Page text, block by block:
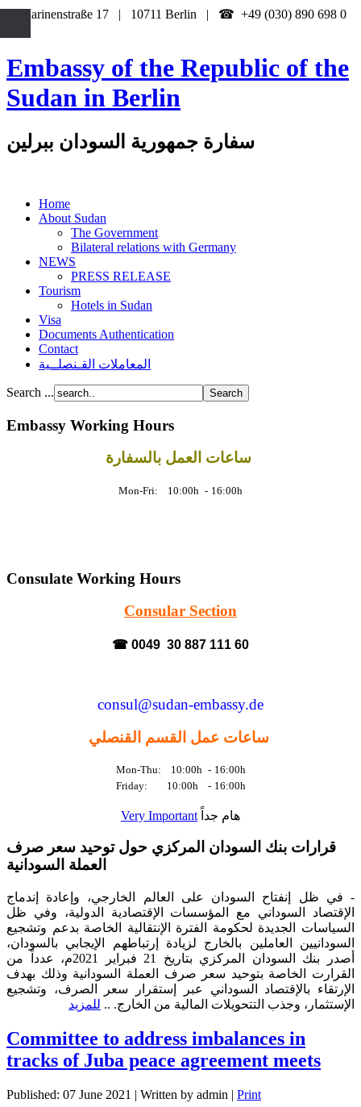
Katharinenstraße 17 | 10711 Berlin | ☎ +49 (030) 890 698 0
Embassy of the Republic of the
Sudan in Berlin
سفارة جمهورية السودان ببرلين
Home
About Sudan
The Government
Bilateral relations with Germany
NEWS
PRESS RELEASE
Tourism
Hotels in Sudan
Visa
Documents Authentication
Contact
المعاملات القـنصلــية
Search ...
Embassy Working Hours
ساعات العمل بالسفارة
Mon-Fri: 10:00h - 16:00h
Consulate Working Hours
Consular Section
☎ 0049 30 887 111 60
consul@sudan-embassy.de
ساعات عمل القسم القنصلي
Mon-Thu: 10:00h - 16:00h
Friday: 10:00h
- 16:00h
Very Important
قرارات بنك السودان المركزي حول توحيد سعر صرف
العملة السودانية
- في ظل إنفتاح السودان على العالم الخارجي، وإعادة إندماج
الإقتصاد السوداني مع المؤسسات الإقتصادية الدولية، وفي ظل
السياسات الجديدة لحكومة الفترة الإنتقالية الخاصة بدعم وتشجيع
السودانيين العاملين بالخارج لزيادة إرتباطهم الإيجابي بالسودان،
أصدر بنك السودان المركزي بتاريخ 21 فبراير 2021م، عدداً من
القرارت الخاصة بتوحيد سعر صرف العملة السودانية وذلك بهدف
الإرتقاء بالإقتصاد السوداني عبر إستقرار سعر الصرف، وتشجيع
الإستثمار، وجذب التتحويلات المالية من الخارج. .. للمزيد
Committee to address imbalances in
tracks of Juba peace agreement meets
Published: 07 June 2021 | Written by admin | Print